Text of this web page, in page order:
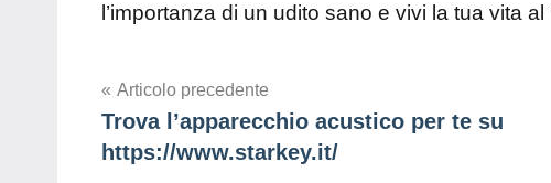
l’importanza di un udito sano e vivi la tua vita
Navigazione
articoli
Articolo precedente
Trova l’apparecchio acustico per te su
https://www.starkey.it/